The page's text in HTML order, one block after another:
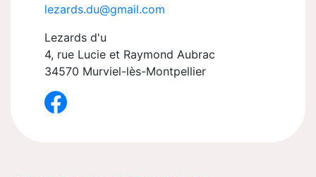
lezards.du@gmail.com
Lezards d'u
4, rue Lucie et Raymond Aubrac
34570 Murviel-lès-Montpellier